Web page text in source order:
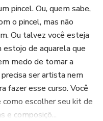
pincel. Ou, quem sabe,
o pincel, mas não
Ou talvez você esteja
de aquarela que
medo de tomar a
ser artista nem
fazer esse curso. Você
escolher seu kit de
composiçõ...